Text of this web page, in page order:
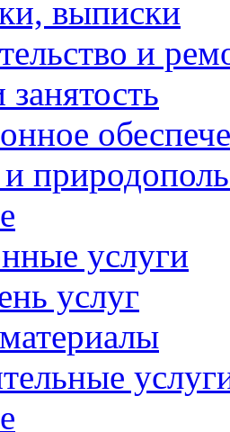
выписки
и
услуги
услуг